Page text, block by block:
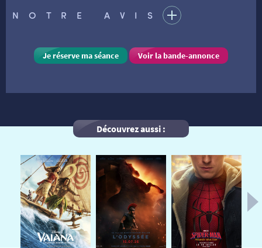
HORAIRES
LA PROG QUI OSE
AUTRES RENDEZ-VOUS
LES ATELIERS EN CLASSE
NOUS CONTACTER
NOTRE AVIS
Je réserve ma séance Voir la bande-annonce
Découvrez aussi :